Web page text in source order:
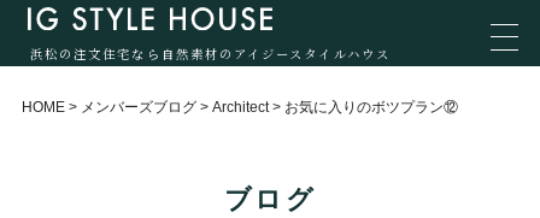
浜松の注文住宅なら自然素材のアイジースタイルハウス
HOME > メンバーズブログ > Architect > お気に入りのボツプラン⑫
ブログ